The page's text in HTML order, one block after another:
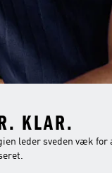
KLAR.
leder sveden væk for